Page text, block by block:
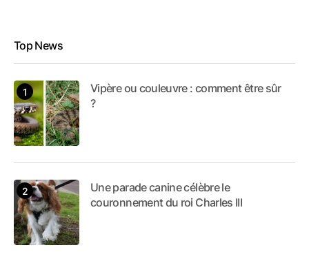
Top News
Vipère ou couleuvre : comment être sûr
?
Une parade canine célèbre le
couronnement du roi Charles III